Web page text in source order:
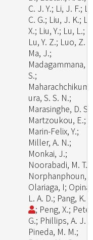
C. J. Y.; Li, J. F.;
C. G.; Liu, J. K.;
X.; Liu, Y.; Lu, L.;
Lu, Y. Z.; Luo, Z.
Ma, J.;
Madagammana,
S.;
ura, S. S. N.;
Marasinghe, D. S.;
Martzoukou, E.;
Marin-Felix, Y.;
Miller, A. N.;
Monkai, J.;
Noorabadi, M. T.;
Norphanphoun,
Olariaga, I; Opina,
L. A. D.; Pang, K.
; Peng, X.;
G.; Phillips, A. J.
Pineda, M. M.;